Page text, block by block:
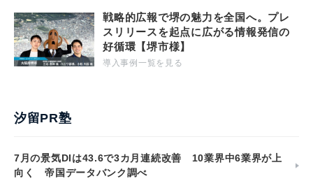
戦略的広報で堺の魅力を全国へ。プレ
スリリースを起点に広がる情報発信の
好循環【堺市様】
導入事例一覧を見る
汐留PR塾
7月の景気DIは43.6で3カ月連続改善 10業界中6業界が上
向く 帝国データバンク調べ